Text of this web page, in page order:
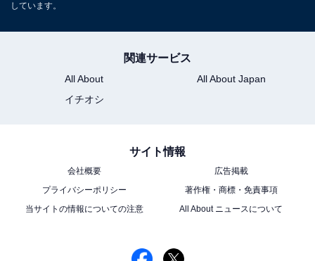
しています。
関連サービス
All About
All About Japan
イチオシ
サイト情報
会社概要
広告掲載
プライバシーポリシー
著作権・商標・免責事項
当サイトの情報についての注意
All About ニュースについて